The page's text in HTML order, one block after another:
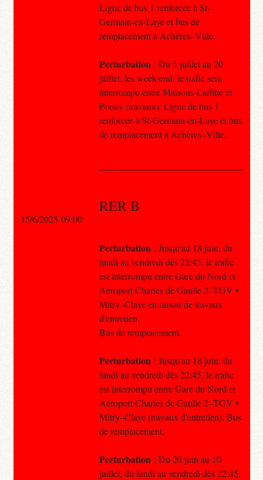
Ligne de bus 1 renforcée à St-
Germain-en-Laye et bus de
remplacement à Achères–Ville.
Perturbation : Du 5 juillet au 20
juillet, les week-end, le trafic sera
interrompu entre Maisons-Laffitte et
Poissy (travaux). Ligne de bus 1
renforcée à St-Germain-en-Laye et bus
de remplacement à Achères–Ville.
RER B
Perturbation : Jusqu'au 18 juin, du
lundi au vendredi dès 22:45, le trafic
est interrompu entre Gare du Nord et
Aéroport Charles de Gaulle 2–TGV •
Mitry–Claye en raison de travaux
d'entretien.
Bus de remplacement.
Perturbation : Jusqu'au 18 juin, du
lundi au vendredi dès 22:45, le trafic
est interrompu entre Gare du Nord et
Aéroport Charles de Gaulle 2–TGV •
Mitry–Claye (travaux d'entretien). Bus
de remplacement.
Perturbation : Du 20 juin au 10
juillet, du lundi au vendredi dès 22:45,
15/6/2025 09:00